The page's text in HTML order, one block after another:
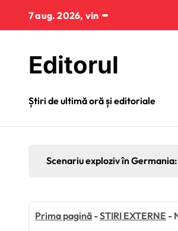
conținut
7 aug. 2026, vin
Editorul
Știri de ultimă oră și editoriale
Scenariu exploziv în
Prima pagină -STIRI EXTERNE -